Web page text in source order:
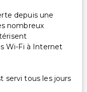
depuis une
nombreux
Wi-Fi à Internet
servi tous les jours